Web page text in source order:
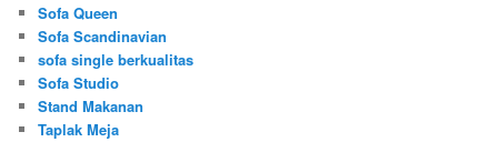
Sofa Queen
Sofa Scandinavian
sofa single berkualitas
Sofa Studio
Stand Makanan
Taplak Meja